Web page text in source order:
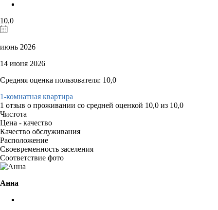
10,0
июнь 2026
14 июня 2026
Средняя оценка пользователя: 10,0
1-комнатная квартира
1 отзыв о проживании со средней оценкой 10,0 из 10,0
Чистота
Цена - качество
Качество обслуживания
Расположение
Своевременность заселения
Соответствие фото
Анна